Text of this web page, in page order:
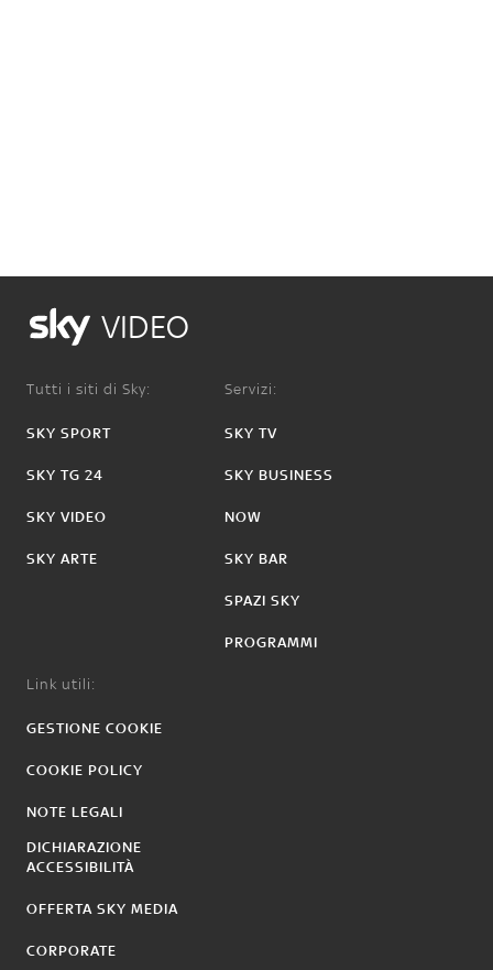
VIDEO
Tutti i siti di Sky:
SKY SPORT
SKY TG 24
SKY VIDEO
SKY ARTE
Servizi:
SKY TV
SKY BUSINESS
NOW
SKY BAR
SPAZI SKY
PROGRAMMI
Link utili:
GESTIONE COOKIE
COOKIE POLICY
NOTE LEGALI
DICHIARAZIONE
ACCESSIBILITÀ
OFFERTA SKY MEDIA
CORPORATE